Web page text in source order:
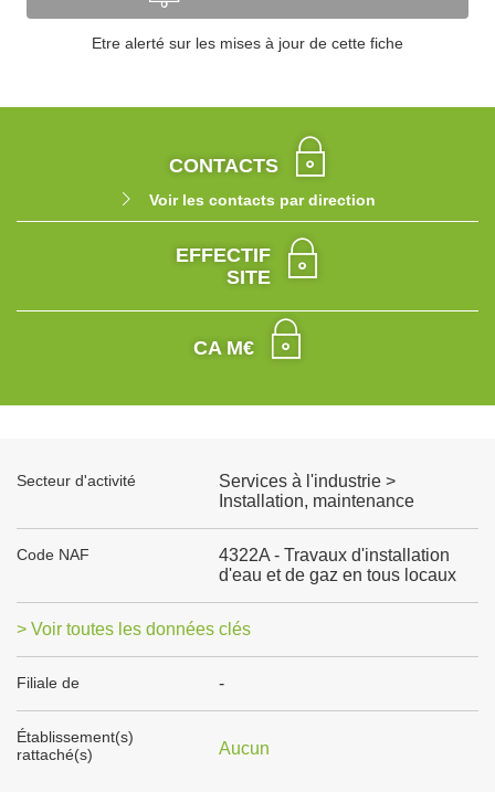
Etre alerté sur les mises à jour de cette fiche
CONTACTS
Voir les contacts par direction
EFFECTIF
SITE
CA M€
Secteur d'activité
Services à l'industrie >
Installation, maintenance
Code NAF
4322A - Travaux d'installation
d'eau et de gaz en tous locaux
> Voir toutes les données clés
Filiale de -
Établissement(s)
rattaché(s)
Aucun